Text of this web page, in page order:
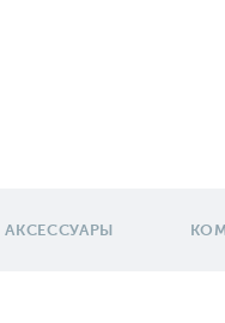
АКСЕССУАРЫ